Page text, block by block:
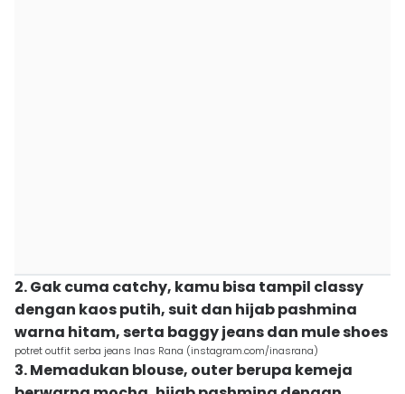
2. Gak cuma catchy, kamu bisa tampil classy
dengan kaos putih, suit dan hijab pashmina
warna hitam, serta baggy jeans dan mule shoes
potret outfit serba jeans Inas Rana (instagram.com/inasrana)
3. Memadukan blouse, outer berupa kemeja